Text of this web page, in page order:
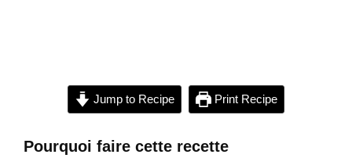
Jump to Recipe Print Recipe
Pourquoi faire cette recette